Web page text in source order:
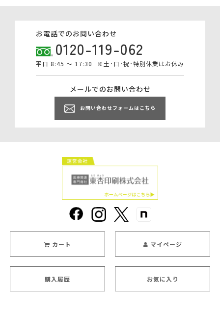
お電話でのお問い合わせ
0120-119-062
平日 8:45 ～ 17:30 ※土･日･祝･特別休業はお休み
メールでのお問い合わせ
お問い合わせフォームはこちら
カート マイページ
購入履歴 お気に入り